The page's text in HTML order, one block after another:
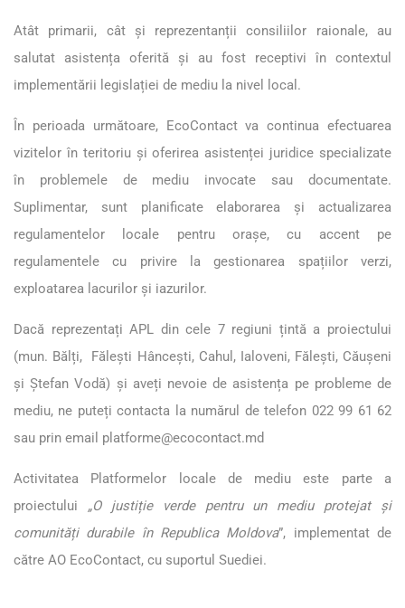
Atât primarii, cât și reprezentanții consiliilor raionale, au
salutat asistența oferită și au fost receptivi în contextul
implementării legislației de mediu la nivel local.
În perioada următoare, EcoContact va continua efectuarea
vizitelor în teritoriu și oferirea asistenței juridice specializate
în problemele de mediu invocate sau documentate.
Suplimentar, sunt planificate elaborarea și actualizarea
regulamentelor locale pentru orașe, cu accent pe
regulamentele cu privire la gestionarea spațiilor verzi,
exploatarea lacurilor și iazurilor.
Dacă reprezentați APL din cele 7 regiuni țintă a proiectului
(mun. Bălți, Fălești Hâncești, Cahul, Ialoveni, Fălești, Căușeni
și Ștefan Vodă) și aveți nevoie de asistența pe probleme de
mediu, ne puteți contacta la numărul de telefon 022 99 61 62
sau prin email platforme@ecocontact.md
Activitatea Platformelor locale de mediu este parte a
proiectului „O justiție verde pentru un mediu protejat și
comunități durabile în Republica Moldova”, implementat de
către AO EcoContact, cu suportul Suediei.